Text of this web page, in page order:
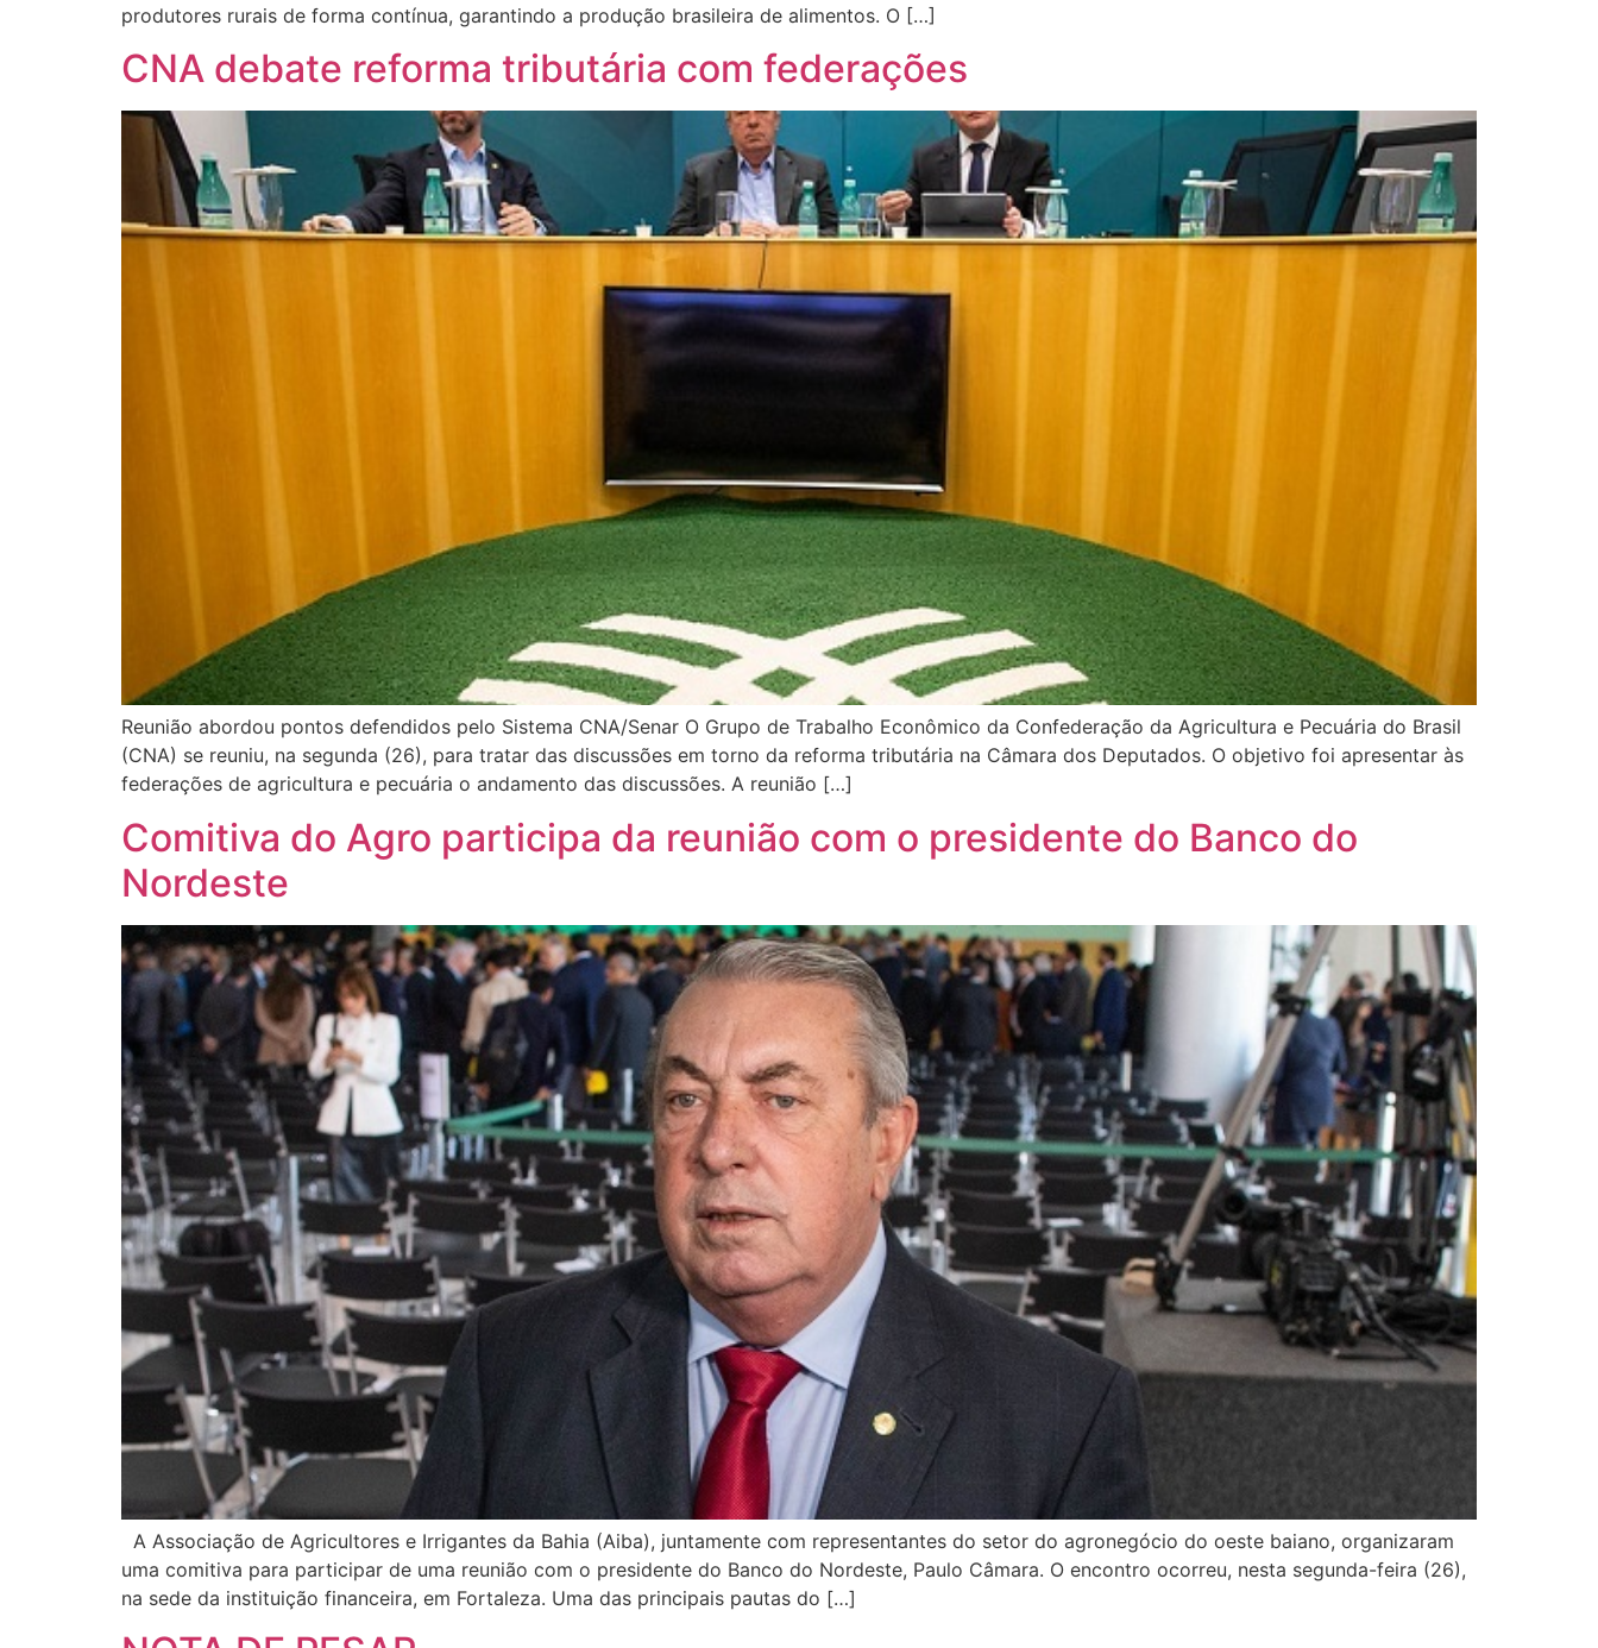
produtores rurais de forma contínua, garantindo a produção brasileira de alimentos. O […]
CNA debate reforma tributária com federações
Reunião abordou pontos defendidos pelo Sistema CNA/Senar O Grupo de Trabalho Econômico da Confederação da Agricultura e Pecuária do Brasil
(CNA) se reuniu, na segunda (26), para tratar das discussões em torno da reforma tributária na Câmara dos Deputados. O objetivo foi apresentar às
federações de agricultura e pecuária o andamento das discussões. A reunião […]
Comitiva do Agro participa da reunião com o presidente do Banco do
Nordeste
A Associação de Agricultores e Irrigantes da Bahia (Aiba), juntamente com representantes do setor do agronegócio do oeste baiano, organizaram
uma comitiva para participar de uma reunião com o presidente do Banco do Nordeste, Paulo Câmara. O encontro ocorreu, nesta segunda-feira (26),
na sede da instituição financeira, em Fortaleza. Uma das principais pautas do […]